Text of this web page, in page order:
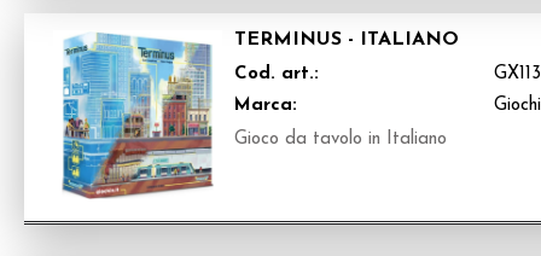
TERMINUS - ITALIANO
Cod. art.:
Marca:
Gioco da tavolo in Italiano